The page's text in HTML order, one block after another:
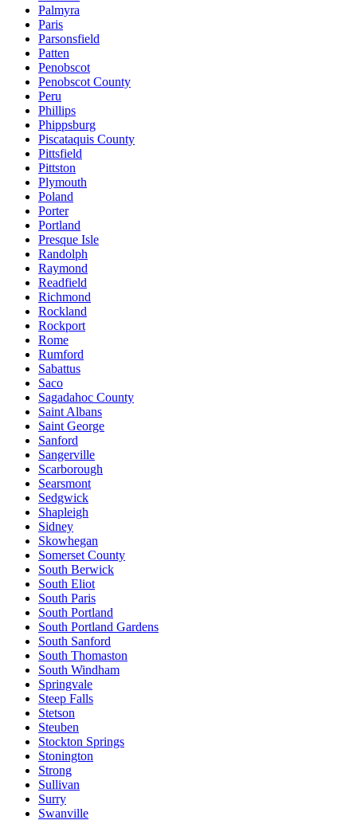
Palmyra
Paris
Parsonsfield
Patten
Penobscot
Penobscot County
Peru
Phillips
Phippsburg
Piscataquis County
Pittsfield
Pittston
Plymouth
Poland
Porter
Portland
Presque Isle
Randolph
Raymond
Readfield
Richmond
Rockland
Rockport
Rome
Rumford
Sabattus
Saco
Sagadahoc County
Saint Albans
Saint George
Sanford
Sangerville
Scarborough
Searsmont
Sedgwick
Shapleigh
Sidney
Skowhegan
Somerset County
South Berwick
South Eliot
South Paris
South Portland
South Portland Gardens
South Sanford
South Thomaston
South Windham
Springvale
Steep Falls
Stetson
Steuben
Stockton Springs
Stonington
Strong
Sullivan
Surry
Swanville